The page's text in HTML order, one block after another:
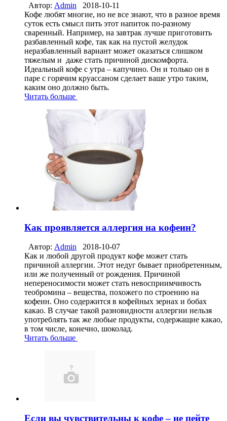
Автор: Admin
2018-10-11
Кофе любят многие, но не все знают, что в разное время
суток есть смысл пить этот напиток по-разному
сваренный. Например, на завтрак лучше приготовить
разбавленный кофе, так как на пустой желудок
неразбавленный вариант может оказаться слишком
тяжелым и даже стать причиной дискомфорта.
Идеальный кофе с утра – капучино. Он и только он в
паре с горячим круассаном сделает ваше утро таким,
каким оно должно быть.
Читать больше
Как проявляется аллергия на кофеин?
Автор: Admin
2018-10-07
Как и любой другой продукт кофе может стать
причиной аллергии. Этот недуг бывает приобретенным,
или же полученный от рождения. Причиной
непереносимости может стать невосприимчивость
теобромина – вещества, похожего по строению на
кофеин. Оно содержится в кофейных зернах и бобах
какао. В случае такой разновидности аллергии нельзя
употреблять так же любые продукты, содержащие какао,
в том числе, конечно, шоколад.
Читать больше
Если вы чувствительны к кофе – не пейте